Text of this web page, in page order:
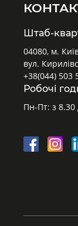
Штаб-
04080, м.
вул.
+38(044) 503
Робочі
Пн-Пт: з 8.30